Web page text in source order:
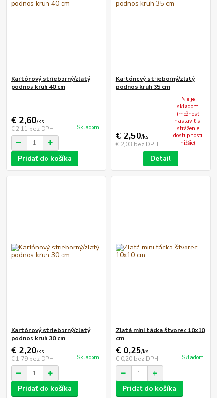
Kartónový strieborný/zlatý
podnos kruh 40 cm
€ 2,60/ks
€ 2,11 bez DPH Skladom
Pridať do košíka
Kartónový strieborný/zlatý
podnos kruh 35 cm
€ 2,50/ks
€ 2,03 bez DPH
Nie je
skladom
(možnosť
nastaviť si
stráženie
dostupnosti
nižšie)
Detail
Kartónový strieborný/zlatý
podnos kruh 30 cm
€ 2,20/ks
€ 1,79 bez DPH Skladom
Pridať do košíka
Zlatá mini tácka štvorec 10x10
cm
€ 0,25/ks
€ 0,20 bez DPH Skladom
Pridať do košíka